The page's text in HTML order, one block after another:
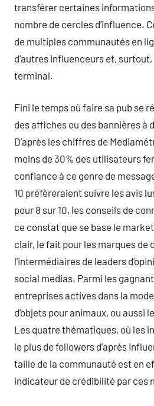
transférer certaines
nombre de cercles d’influence.
de multiples communautés en
d’autres influenceurs et,
terminal.
Fini le temps où faire sa pub se
des affiches ou des bannières à
D’après les chiffres de
moins de 30% des utilisateurs
confiance à ce genre de
10 préfèreraient suivre les avis
pour 8 sur 10, les conseils de
ce constat que se base le
clair, le fait pour les marques de
l’intermédiaires de leaders
social medias. Parmi les
entreprises actives dans la
d’objets pour animaux, ou aussi
Les quatre thématiques, où les
le plus de followers d’après
taille de la communauté est en
indicateur de crédibilité par ces